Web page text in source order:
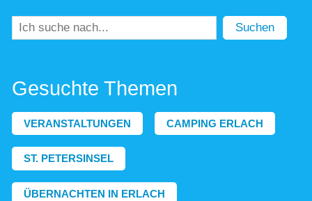
Suchen
Gesuchte Themen
VERANSTALTUNGEN CAMPING ERLACH
ST. PETERSINSEL
ÜBERNACHTEN IN ERLACH